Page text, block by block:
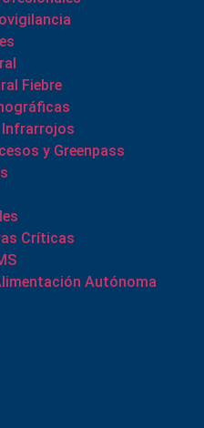
Fiebre
y Greenpass
Críticas
Autónoma